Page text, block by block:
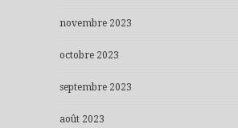
novembre 2023
octobre 2023
septembre 2023
août 2023